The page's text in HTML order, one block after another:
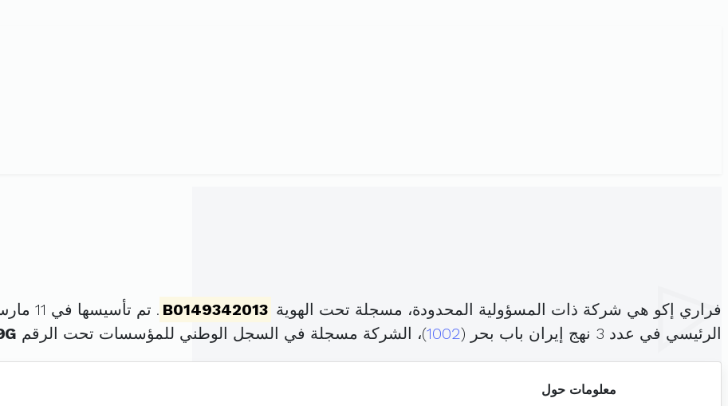
فراري إكو هي شركة ذات المسؤولية المحدودة، مسجلة تحت الهوية B0149342013 . تم تأسيسها في 11 مارس 2013 برأس مال قدره
الرئيسي في عدد 3 نهج إيران باب بحر (
1002)، الشركة مسجلة في السجل الوطني للمؤسسات تحت الرقم
معلومات حول